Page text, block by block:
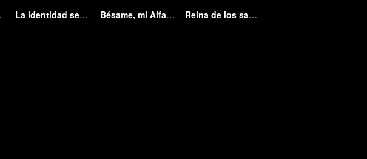
Coreana) La identidad secreta del vendedor callejero Bésame, mi Alfa destinado Reina de los sanadores (Ver. Coreana)